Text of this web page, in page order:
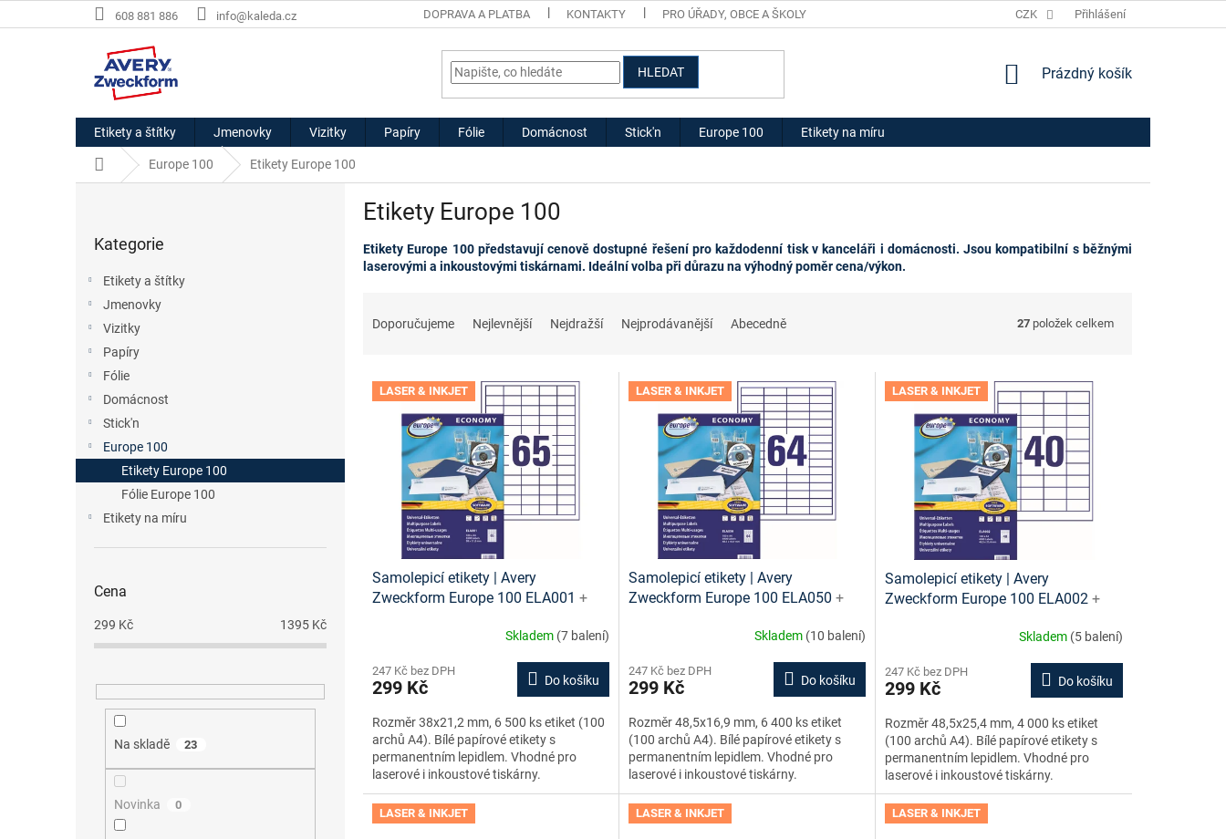
na
608 881 886 info@kaleda.cz DOPRAVA A PLATBA KONTAKTY PRO ÚŘADY, OBCE A ŠKOLY HODNOCENÍ OBCHODU
CZK Přihlášení
HLEDAT
NÁKUPNÍ
Prázdný košík
Etikety a štítky Jmenovky Vizitky Papíry Fólie Domácnost Stick'n Europe 100 Etikety na míru
Domů Europe 100 Etikety Europe 100
l
kategorie
Kategorie
Etikety a štítky
Jmenovky
Vizitky
Papíry
Fólie
Domácnost
Stick'n
Europe 100
Etikety Europe 100
Fólie Europe 100
Etikety na míru
Cena
299 Kč 1395 Kč
Na skladě 23
Novinka 0
Etikety Europe 100
Etikety Europe 100 představují cenově dostupné řešení pro každodenní tisk v kanceláři i domácnosti. Jsou kompatibilní s běžnými
laserovými a inkoustovými tiskárnami. Ideální volba při důrazu na výhodný poměr cena/výkon.
Doporučujeme Nejlevnější Nejdražší Nejprodávanější Abecedně 27 položek celkem
V LASER & INKJET
Samolepicí etikety | Avery
Zweckform Europe 100 ELA001 +
Skladem (7 balení)
247 Kč bez DPH
299 Kč Do košíku
Rozměr 38x21,2 mm, 6 500 ks etiket (100
archů A4). Bílé papírové etikety s
permanentním lepidlem. Vhodné pro
laserové i inkoustové tiskárny.
LASER & INKJET
Samolepicí etikety | Avery
Zweckform Europe 100 ELA050 +
Skladem (10 balení)
247 Kč bez DPH
299 Kč Do košíku
Rozměr 48,5x16,9 mm, 6 400 ks etiket
(100 archů A4). Bílé papírové etikety s
permanentním lepidlem. Vhodné pro
laserové i inkoustové tiskárny.
LASER & INKJET
Samolepicí etikety | Avery
Zweckform Europe 100 ELA002 +
Skladem (5 balení)
247 Kč bez DPH
299 Kč Do košíku
Rozměr 48,5x25,4 mm, 4 000 ks etiket
(100 archů A4). Bílé papírové etikety s
permanentním lepidlem. Vhodné pro
laserové i inkoustové tiskárny.
LASER & INKJET LASER & INKJET LASER & INKJET